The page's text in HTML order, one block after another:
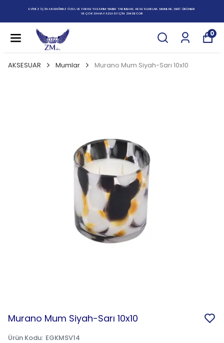
EVİNİZ İÇİN ARADIĞINIZ ÖZEL VE FARKLI TASARIM YEMEK TAKIMLARI, AKSESUARLAR, MUMLAR, DERİ ÜRÜNLER
VE ÇOK DAHA FAZLASI İÇİN ZM DECOR
0
AKSESUAR Mumlar Murano Mum Siyah-Sarı 10x10
Murano Mum Siyah-Sarı 10x10
Ürün Kodu: EGKMSV14